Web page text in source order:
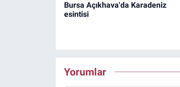
Bursa Açıkhava'da Karadeniz
esintisi
Yorumlar